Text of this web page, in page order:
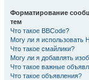
Форматирование
тем
Что такое BBCode?
Могу ли я использовать
Что такое смайлики?
Могу ли я добавлять
Что такое важные
Что такое объявления?